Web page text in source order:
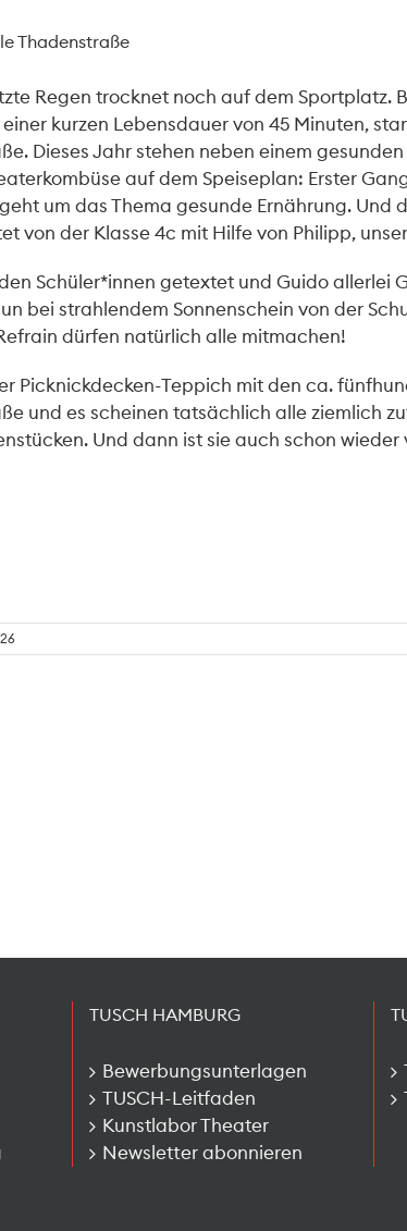
Thadenstraße
Regen trocknet noch auf dem Sportplatz.
kurzen Lebensdauer von 45 Minuten,
Dieses Jahr stehen neben einem
auf dem Speiseplan: Erster
um das Thema gesunde Ernährung. Und
von der Klasse 4c mit Hilfe von Philipp,
Schüler*innen getextet und Guido allerlei
bei strahlendem Sonnenschein von der
dürfen natürlich alle mitmachen!
Picknickdecken-Teppich mit den ca.
und es scheinen tatsächlich alle ziemlich
Und dann ist sie auch schon wieder
TUSCH HAMBURG
Bewerbungsunterlagen
TUSCH-Leitfaden
Kunstlabor Theater
Newsletter abonnieren